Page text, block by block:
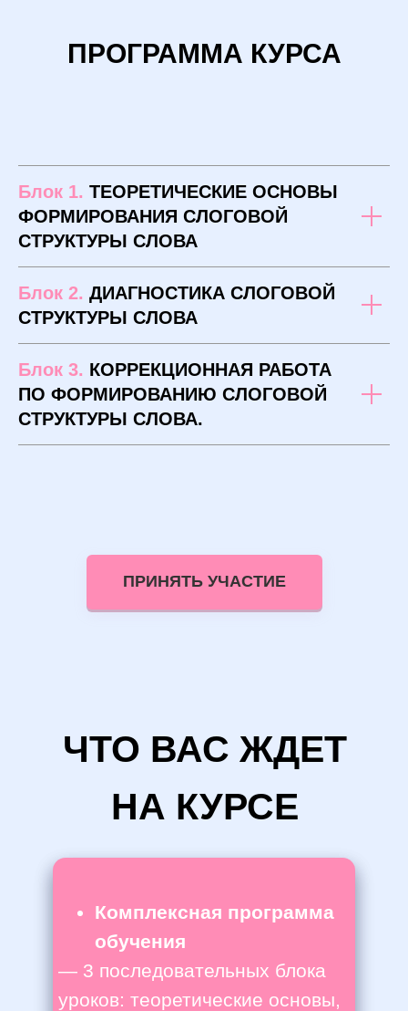
ПРОГРАММА КУРСА
Блок 1. ТЕОРЕТИЧЕСКИЕ ОСНОВЫ
ФОРМИРОВАНИЯ СЛОГОВОЙ
СТРУКТУРЫ СЛОВА
Блок 2. ДИАГНОСТИКА СЛОГОВОЙ
СТРУКТУРЫ СЛОВА
Блок 3. КОРРЕКЦИОННАЯ РАБОТА
ПО ФОРМИРОВАНИЮ СЛОГОВОЙ
СТРУКТУРЫ СЛОВА.
ПРИНЯТЬ УЧАСТИЕ
ЖДЕТ НА КУРСЕ
Комплексная программа
обучения
— 3 последовательных блока
уроков: теоретические основы,
ЧТО ВАС ЖДЕТ
НА КУРСЕ